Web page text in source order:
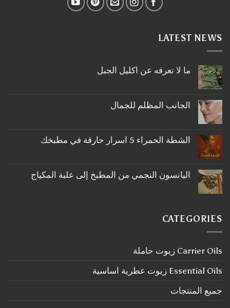
LATEST NEWS
ما لا تعرفه عن اكليل الجبل
على
ما
اكليل
الجبل
الجانب المظلم للجمال
على
الجانب
الشطة الحمراء 5 اسرار حارقة في مطبخك
على
الشطة
في
مطبخك
اليانسون النجمي من المطبخ إلى علبة المكياج
اليانسون
النجمي
علبة
المكياج
CATEGORIES
Carrier Oils زيوت حاملة
Essential Oils زيوت عطرية اساسية
جميع المنتجات